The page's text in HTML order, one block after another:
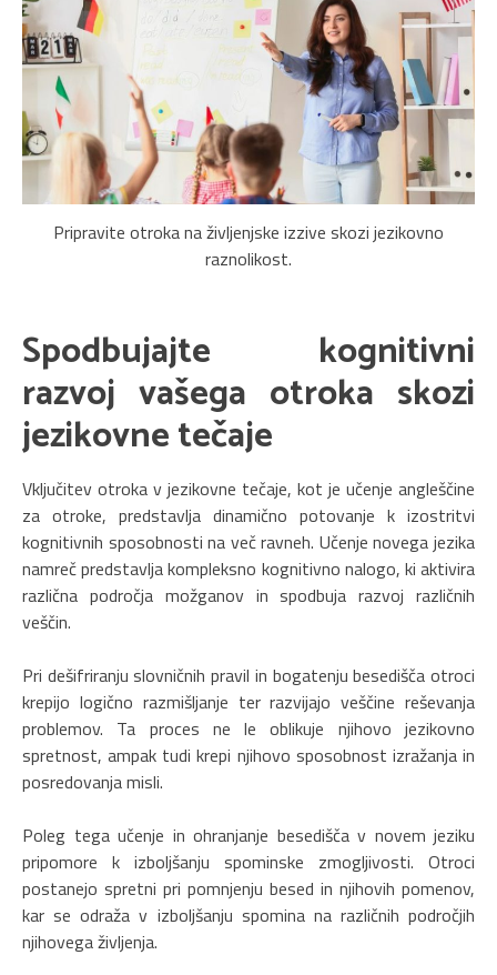
Pripravite otroka na življenjske izzive skozi jezikovno
raznolikost.
Spodbujajte kognitivni
razvoj vašega otroka skozi
jezikovne tečaje
Vključitev otroka v jezikovne tečaje, kot je učenje angleščine
za otroke, predstavlja dinamično potovanje k izostritvi
kognitivnih sposobnosti na več ravneh. Učenje novega jezika
namreč predstavlja kompleksno kognitivno nalogo, ki aktivira
različna področja možganov in spodbuja razvoj različnih
veščin.
Pri dešifriranju slovničnih pravil in bogatenju besedišča otroci
krepijo logično razmišljanje ter razvijajo veščine reševanja
problemov. Ta proces ne le oblikuje njihovo jezikovno
spretnost, ampak tudi krepi njihovo sposobnost izražanja in
posredovanja misli.
Poleg tega učenje in ohranjanje besedišča v novem jeziku
pripomore k izboljšanju spominske zmogljivosti. Otroci
postanejo spretni pri pomnjenju besed in njihovih pomenov,
kar se odraža v izboljšanju spomina na različnih področjih
njihovega življenja.